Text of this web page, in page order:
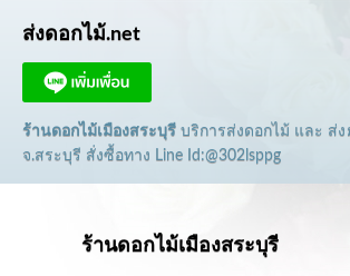
ส่งดอกไม้.net
ร้านดอกไม้เมืองสระบุรี บริการส่งดอกไม้ และ ส่ง
จ.สระบุรี สั่งซื้อทาง Line Id:@302lsppg
ร้านดอกไม้เมืองสระบุรี